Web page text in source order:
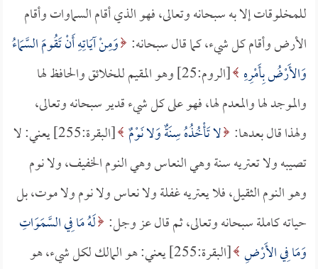
للمخلوقات إلا به سبحانه وتعالى، فهو الذي أقام السماوات وأقام
الأرض وأقام كل شيء، كما قال سبحانه: وَمِنْ آيَاتِهِ أَنْ تَقُومَ السَّمَاءُ
وَالأَرْضُ بِأَمْرِهِ
[الروم:25] وهو المقيم للخلائق والحافظ لها
والموجد لها والمعدم لها، فهو على كل شيء قدير سبحانه وتعالى،
ولهذا قال بعدها: لا تَأْخُذُهُ سِنَةٌ وَلا نَوْمٌ
[البقرة:255] يعني: لا
تصيبه ولا تعتريه سنة وهي النعاس وهي النوم الخفيف، ولا نوم
وهو النوم الثقيل، فلا يعتريه غفلة ولا نعاس ولا نوم ولا موت، بل
حياته كاملة سبحانه وتعالى، ثم قال عز وجل: لَهُ مَا فِي السَّمَوَاتِ
وَمَا فِي الأَرْضِ
[البقرة:255] يعني: هو المالك لكل شيء، هو